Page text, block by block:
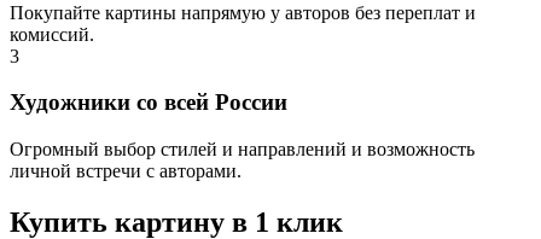
Покупайте картины напрямую у авторов без переплат и
комиссий.
3
Художники со всей России
Огромный выбор стилей и направлений и возможность
личной встречи с авторами.
Купить картину в 1 клик